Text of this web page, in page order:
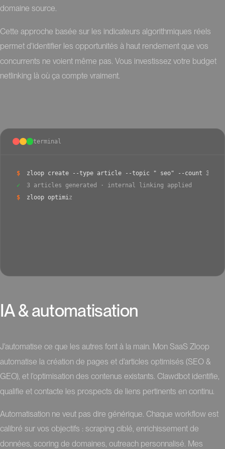
domaine source.
Cette approche basée sur les indicateurs algorithmiques réels
permet d'identifier les opportunités à haut rendement que vos
concurrents ne voient même pas. Vous investissez votre budget
netlinking là où ça compte vraiment.
IA&automatisation
J'automatise ce que les autres font à la main. Mon SaaS Zloop
automatise la création de pages et d'articles optimisés (SEO &
GEO), et l'optimisation des contenus existants. Clawdbot identifie,
qualifie et contacte les prospects de liens pertinents en continu.
Automatisation ne veut pas dire générique. Chaque workflow est
calibré sur vos objectifs : scraping ciblé, enrichissement de
données, scoring de domaines, outreach personnalisé. Mes
terminal
$ zl oop create - -type arti cl e - -topi c " seo" - - count 3
✓
3 a rti cl es generated · i nternal l i n ki ng appl i ed
$
zl oop optimi z